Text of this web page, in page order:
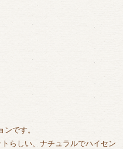
ンです。
らしい、ナチュラルでハイセン